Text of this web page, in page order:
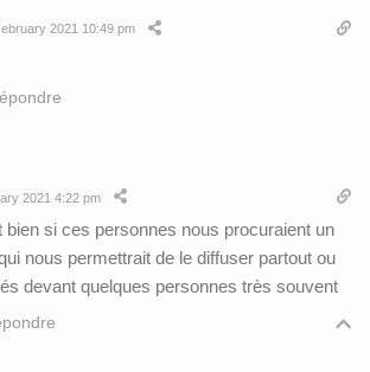
2021 10:49 pm
2021 4:22 pm
bien si ces personnes nous procuraient un
nous permettrait de le diffuser partout ou
devant quelques personnes très souvent